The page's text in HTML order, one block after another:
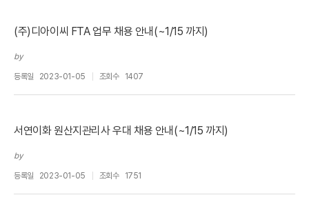
(주)디아이씨 FTA 업무 채용 안내(~1/15 까지)
by
등록일 2023-01-05 조회수 1407
서연이화 원산지관리사 우대 채용 안내(~1/15 까지)
by
등록일 2023-01-05 조회수 1751